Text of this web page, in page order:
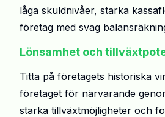
låga skuldnivåer, starka
företag med svag
Lönsamhet och
Titta på företagets historiska
företaget för närvarande
starka tillväxtmöjligheter och